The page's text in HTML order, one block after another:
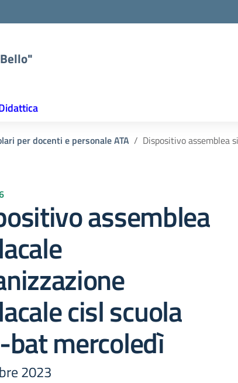
per docenti e personale ATA Dispositivo assemblea
assemblea
cisl scuola
bat mercoledì
2023